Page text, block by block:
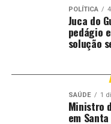
POLÍTICA
Juca do
pedágio
solução
SAÚDE 1
Ministro
em